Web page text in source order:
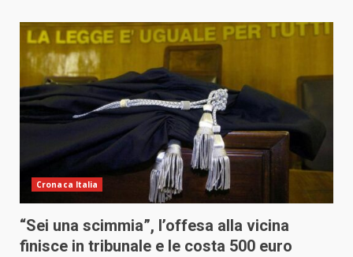
Cronaca Italia
“Sei una scimmia”, l’offesa alla vicina
finisce in tribunale e le costa 500 euro